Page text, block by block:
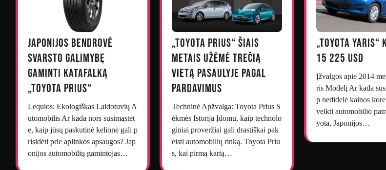
Japonijos bendrovė
svarsto galimybę
gaminti katafalką
„Toyota Prius“
Lequios: Ekologiškas Laidotuvių A
utomobilis Ar kada nors susimąstėt
e, kaip jūsų paskutinė kelionė gali p
risidėti prie aplinkos apsaugos? Jap
onijos automobilių gamintojas…
„Toyota Prius“ šiais
metais užėmė trečią
vietą pasaulyje pagal
pardavimus
Techninė Apžvalga: Toyota Prius S
ėkmės Istorija Įdomu, kaip technolo
giniai proveržiai gali drastiškai pak
eisti automobilių rinką. Toyota Priu
s, kai pirmą kartą…
„Toyota Yaris“
15 225 USD
Įžvalgos apie 2014
ris Modelį Ar kada
p nedidelė kainos
veikti automobilio
yota, Japonijos…